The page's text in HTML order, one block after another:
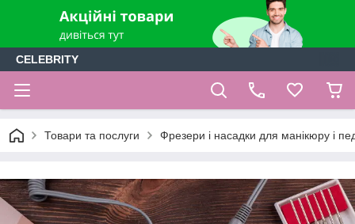
CELEBRITY
Товари та послуги Фрезери і насадки для манікюру і